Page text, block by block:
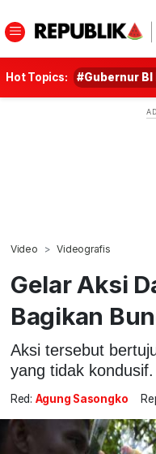
Hot Topics: #Gubernur
Video Videografis
Gelar Aksi
Bagikan
Aksi tersebut
yang tidak kondusif.
Red: Agung Sasongko